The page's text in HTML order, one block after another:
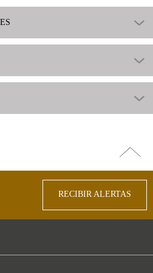
arriba
RECIBIR ALERTAS